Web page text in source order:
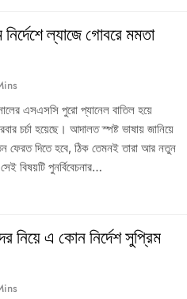
ল্যাজে গোবরে মমতা
এসএসসি পুরো প্যানেল বাতিল হয়ে
চর্চা হয়েছে। আদালত স্পষ্ট ভাষায় জানিয়ে
ফেরত দিতে হবে, ঠিক তেমনই তারা আর নতুন
বিষয়টি পুনর্বিবেচনার…
নিয়ে এ কোন নির্দেশ সুপ্রিম